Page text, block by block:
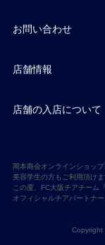
お問い合わせ
店舗情報
店舗の入店について
岡本商会オンラインショッ
美容学生の方もご利用頂けま
この度、FC大阪チアチーム
オフィシャルチアパートナ
Copyright